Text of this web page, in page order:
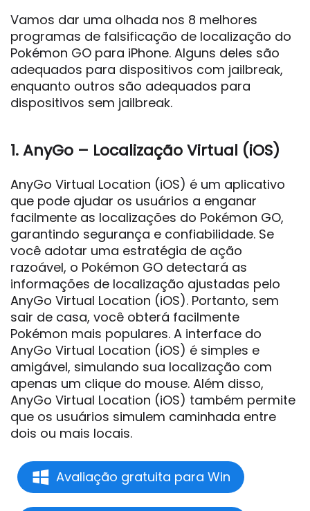
Vamos dar uma olhada nos 8 melhores
programas de falsificação de localização do
Pokémon GO para iPhone. Alguns deles são
adequados para dispositivos com jailbreak,
enquanto outros são adequados para
dispositivos sem jailbreak.
1. AnyGo – Localização Virtual (iOS)
AnyGo Virtual Location (iOS) é um aplicativo
que pode ajudar os usuários a enganar
facilmente as localizações do Pokémon GO,
garantindo segurança e confiabilidade. Se
você adotar uma estratégia de ação
razoável, o Pokémon GO detectará as
informações de localização ajustadas pelo
AnyGo Virtual Location (iOS). Portanto, sem
sair de casa, você obterá facilmente
Pokémon mais populares. A interface do
AnyGo Virtual Location (iOS) é simples e
amigável, simulando sua localização com
apenas um clique do mouse. Além disso,
AnyGo Virtual Location (iOS) também permite
que os usuários simulem caminhada entre
dois ou mais locais.
Avaliação gratuita para Win